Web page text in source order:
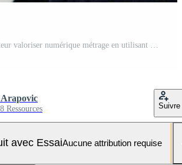
Arapovic
Ressources Suivre
avec EssaiAucune attribution requise